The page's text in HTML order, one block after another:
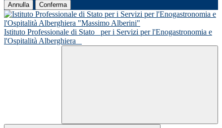
Annulla Conferma
Istituto Professionale di Stato
per i Servizi per l'Enogastronomia e
l'Ospitalità Alberghiera